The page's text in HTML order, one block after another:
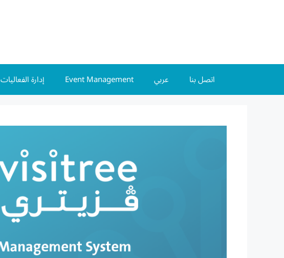
إدارة الفعاليات Event Management عربي اتصل بنا